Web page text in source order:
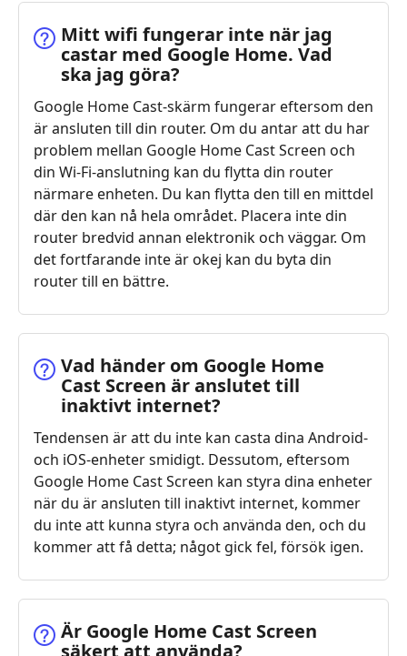
Mitt wifi fungerar inte när jag
castar med Google Home. Vad
ska jag göra?
Google Home Cast-skärm fungerar eftersom den
är ansluten till din router. Om du antar att du har
problem mellan Google Home Cast Screen och
din Wi-Fi-anslutning kan du flytta din router
närmare enheten. Du kan flytta den till en mittdel
där den kan nå hela området. Placera inte din
router bredvid annan elektronik och väggar. Om
det fortfarande inte är okej kan du byta din
router till en bättre.
Vad händer om Google Home
Cast Screen är anslutet till
inaktivt internet?
Tendensen är att du inte kan casta dina Android-
och iOS-enheter smidigt. Dessutom, eftersom
Google Home Cast Screen kan styra dina enheter
när du är ansluten till inaktivt internet, kommer
du inte att kunna styra och använda den, och du
kommer att få detta; något gick fel, försök igen.
Är Google Home Cast Screen
säkert att använda?